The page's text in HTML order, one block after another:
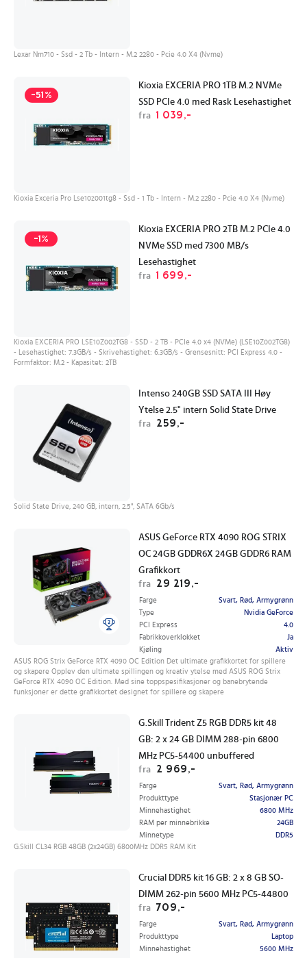
Lexar Nm710 - Ssd - 2 Tb - Intern - M.2 2280 - Pcie 4.0 X4 (Nvme)
-51%
Kioxia EXCERIA PRO 1TB M.2 NVMe
SSD PCIe 4.0 med Rask Lesehastighet
fra 1 039,-
Kioxia Exceria Pro Lse10z001tg8 - Ssd - 1 Tb - Intern - M.2 2280 - Pcie 4.0 X4 (Nvme)
-1%
Kioxia EXCERIA PRO 2TB M.2 PCIe 4.0
NVMe SSD med 7300 MB/s
Lesehastighet
fra 1 699,-
Kioxia EXCERIA PRO LSE10Z002TG8 - SSD - 2 TB - PCIe 4.0 x4 (NVMe) (LSE10Z002TG8)
- Lesehastighet: 7.3GB/s - Skrivehastighet: 6.3GB/s - Grensesnitt: PCI Express 4.0 -
Formfaktor: M.2 - Kapasitet: 2TB
Intenso 240GB SSD SATA III Høy
Ytelse 2.5" intern Solid State Drive
fra
259,-
Solid State Drive, 240 GB, intern, 2.5", SATA 6Gb/s
ASUS GeForce RTX 4090 ROG STRIX
OC 24GB GDDR6X 24GB GDDR6 RAM
Grafikkort
fra
29 219,-
Farge
Svart, Rød, Armygrønn
Type
Nvidia GeForce
PCI Express
4.0
Fabrikkoverklokket
Ja
Kjøling
Aktiv
ASUS ROG Strix GeForce RTX 4090 OC Edition Det ultimate grafikkortet for spillere
og skapere Opplev den ultimate spillingen og kreativ ytelse med ASUS ROG Strix
GeForce RTX 4090 OC Edition. Med sine toppspesifikasjoner og banebrytende
funksjoner er dette grafikkortet designet for spillere og skapere
G.Skill Trident Z5 RGB DDR5 kit 48
GB: 2 x 24 GB DIMM 288-pin 6800
MHz PC5-54400 unbuffered
fra
2 969,-
Farge
Svart, Rød, Armygrønn
Produkttype
Stasjonær PC
Minnehastighet
6800 MHz
RAM per minnebrikke
24GB
Minnetype
DDR5
G.Skill CL34 RGB 48GB (2x24GB) 6800MHz DDR5 RAM Kit
Crucial DDR5 kit 16 GB: 2 x 8 GB SO-
DIMM 262-pin 5600 MHz PC5-44800
fra 709,-
Farge
Svart, Rød, Armygrønn
Produkttype
Laptop
Minnehastighet
5600 MHz